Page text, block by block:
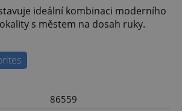
ideální kombinaci moderního
s městem na dosah ruky.
86559